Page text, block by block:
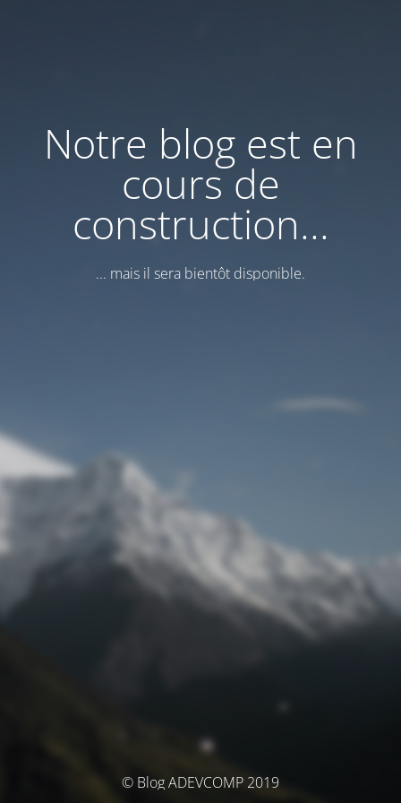
Notre blog est en
cours de
construction...
... mais il sera bientôt disponible.
© Blog ADEVCOMP 2019